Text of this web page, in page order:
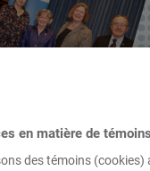
en matière de témoins
des témoins